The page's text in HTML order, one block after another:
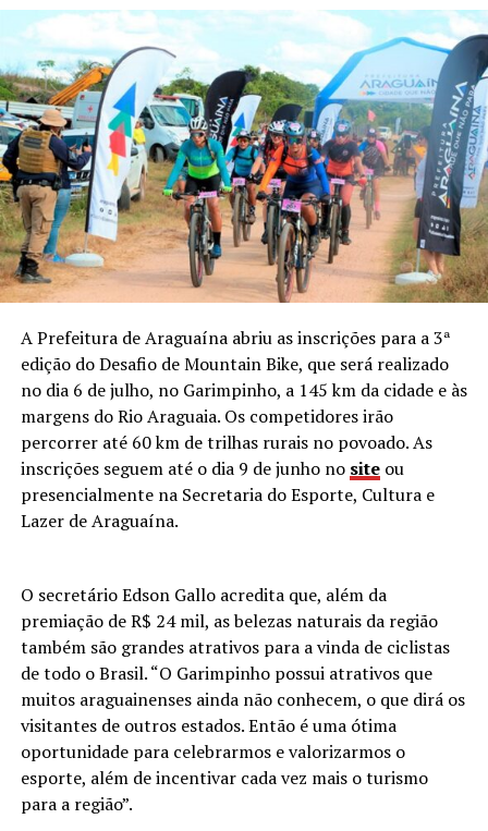
A Prefeitura de Araguaína abriu as inscrições para a 3ª
edição do Desafio de Mountain Bike, que será realizado
no dia 6 de julho, no Garimpinho, a 145 km da cidade e às
margens do Rio Araguaia. Os competidores irão
percorrer até 60 km de trilhas rurais no povoado. As
inscrições seguem até o dia 9 de junho no site ou
presencialmente na Secretaria do Esporte, Cultura e
Lazer de Araguaína.
O secretário Edson Gallo acredita que, além da
premiação de R$ 24 mil, as belezas naturais da região
também são grandes atrativos para a vinda de ciclistas
de todo o Brasil. “O Garimpinho possui atrativos que
muitos araguainenses ainda não conhecem, o que dirá os
visitantes de outros estados. Então é uma ótima
oportunidade para celebrarmos e valorizarmos o
esporte, além de incentivar cada vez mais o turismo
para a região”.